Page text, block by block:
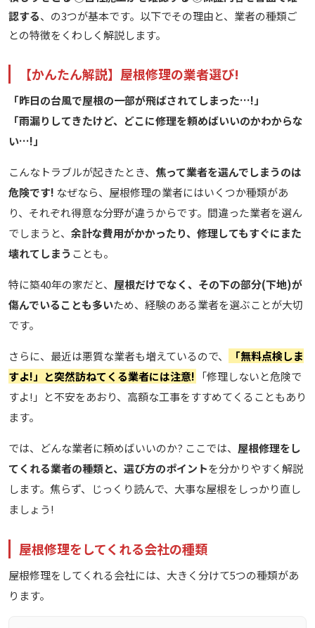
認する、の3つが基本です。以下でその理由と、業者の種類ご
との特徴をくわしく解説します。
【かんたん解説】屋根修理の業者選び!
「昨日の台風で屋根の一部が飛ばされてしまった…!」
「雨漏りしてきたけど、どこに修理を頼めばいいのかわからな
い…!」
こんなトラブルが起きたとき、 焦って業者を選んでしまうのは
危険です! なぜなら、屋根修理の業者にはいくつか種類があ
り、それぞれ得意な分野が違うからです。間違った業者を選ん
でしまうと、 余計な費用がかかったり、修理してもすぐにまた
壊れてしまう ことも。
特に築40年の家だと、 屋根だけでなく、その下の部分(下地)が
傷んでいることも多いため、経験のある業者を選ぶことが大切
です。
さらに、最近は悪質な業者も増えているので、
「無料点検しま
すよ!」と突然訪ねてくる業者には注意!
「修理しないと危険で
すよ!」と不安をあおり、高額な工事をすすめてくることもあり
ます。
では、どんな業者に頼めばいいのか? ここでは、 屋根修理をし
てくれる業者の種類と、選び方のポイントを分かりやすく解説
します。焦らず、じっくり読んで、大事な屋根をしっかり直し
ましょう!
屋根修理をしてくれる会社の種類
屋根修理をしてくれる会社には、大きく分けて5つの種類があ
ります。